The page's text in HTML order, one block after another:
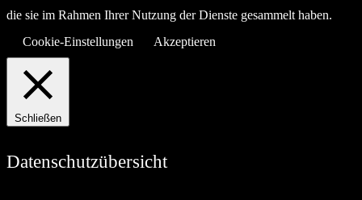
die sie im Rahmen Ihrer Nutzung der Dienste gesammelt haben.
Cookie-Einstellungen
Akzeptieren
Schließen
Datenschutzübersicht